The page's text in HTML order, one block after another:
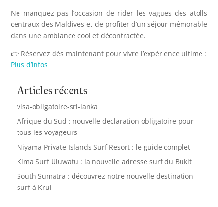
Ne manquez pas l’occasion de rider les vagues des atolls
centraux des Maldives et de profiter d’un séjour mémorable
dans une ambiance cool et décontractée.
👉 Réservez dès maintenant pour vivre l’expérience ultime :
Plus d’infos
Articles récents
visa-obligatoire-sri-lanka
Afrique du Sud : nouvelle déclaration obligatoire pour
tous les voyageurs
Niyama Private Islands Surf Resort : le guide complet
Kima Surf Uluwatu : la nouvelle adresse surf du Bukit
South Sumatra : découvrez notre nouvelle destination
surf à Krui